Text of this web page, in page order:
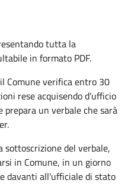
tutta la
in formato PDF.
Comune verifica entro 30
rese acquisendo d'ufficio
un verbale che sarà
del verbale,
in Comune, in un giorno
davanti all'ufficiale di stato